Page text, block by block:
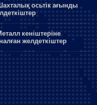
осьтік ағынды
кеніштеріне
желдеткіштер